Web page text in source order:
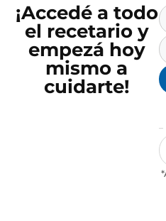
¡Accedé a todo
el recetario y
empezá hoy
mismo a
cuidarte!